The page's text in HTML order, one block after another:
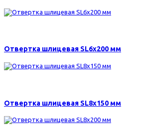
Отвертка шлицевая SL6х200 мм
Отвертка шлицевая SL8х150 мм